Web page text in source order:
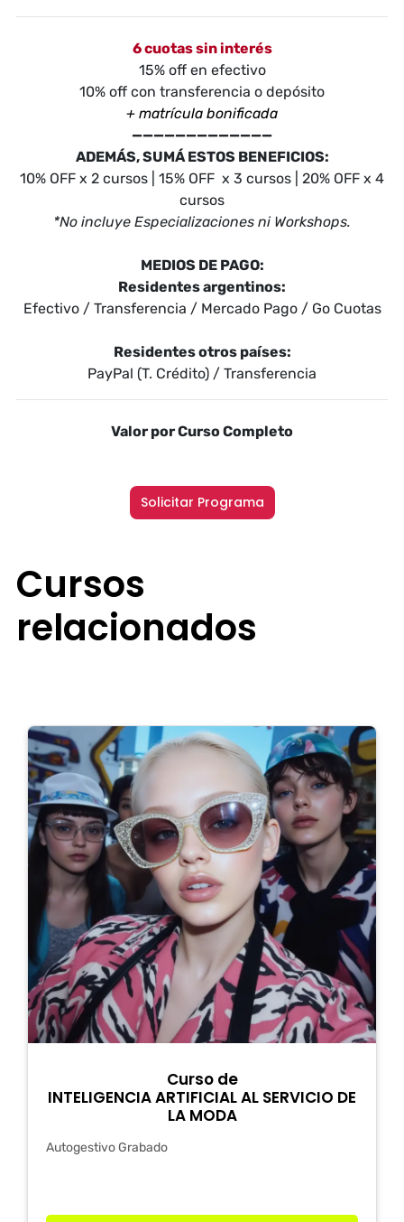
6 cuotas sin interés
15% off en efectivo
10% off con transferencia o depósito
+ matrícula bonificada
—————————————
ADEMÁS, SUMÁ ESTOS BENEFICIOS:
10% OFF x 2 cursos | 15% OFF x 3 cursos | 20% OFF x 4
cursos
*No incluye Especializaciones ni Workshops.
MEDIOS DE PAGO:
Residentes argentinos:
Efectivo / Transferencia / Mercado Pago / Go Cuotas
Residentes otros países:
PayPal (T. Crédito) / Transferencia
Valor por Curso Completo
Solicitar Programa
Cursos
relacionados
Curso de
INTELIGENCIA ARTIFICIAL AL SERVICIO DE
LA MODA
Autogestivo Grabado